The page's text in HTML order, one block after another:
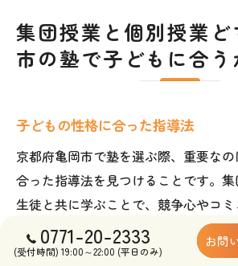
集団授業と個別授業ど
市の塾で子どもに合う
子どもの性格に合った指導法
京都府亀岡市で塾を選ぶ際、重要なの
合った指導法を見つけることです。
生徒と共に学ぶことで、競争心やコ
力を育む場として優れています。し
様や、他人のペースに惑わされずに
0771-20-2333
(受付時間) 19:00～22:00 (平日のみ)
お問